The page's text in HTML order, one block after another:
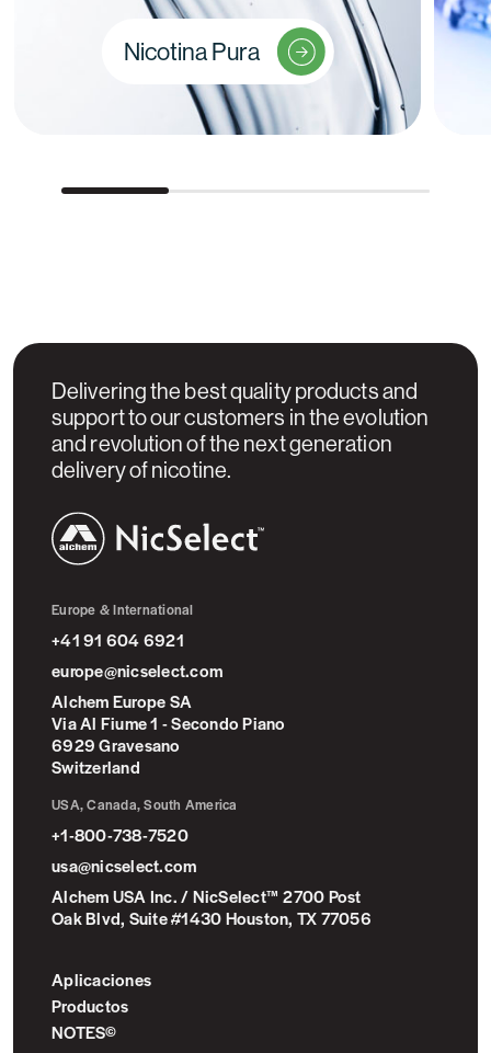
Nicotina Pura
Delivering the best quality products and
support to our customers in the evolution
and revolution of the next generation
delivery of nicotine.
Europe & International
+41 91 604 6921
europe@nicselect.com
Alchem Europe SA
Via Al Fiume 1 - Secondo Piano
6929 Gravesano
Switzerland
USA, Canada, South America
+1-800-738-7520
usa@nicselect.com
Alchem USA Inc. / NicSelect™ 2700 Post
Oak Blvd, Suite #1430 Houston, TX 77056
Aplicaciones
Productos
NOTES©